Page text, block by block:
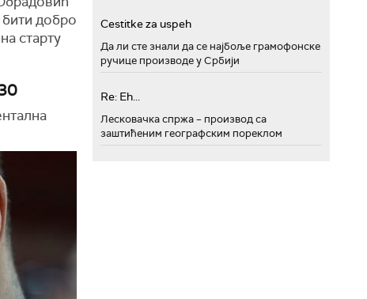
добро
старту
Cestitke za uspeh
Да ли сте знали да се најбоље грамофонске
ручице производе у Србији
Re: Eh...
Лесковачка спржа – производ са
заштићеним географским пореклом